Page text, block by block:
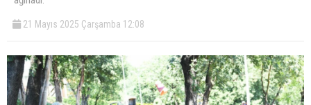
21 Mayıs 2025 Çarşamba 12:08